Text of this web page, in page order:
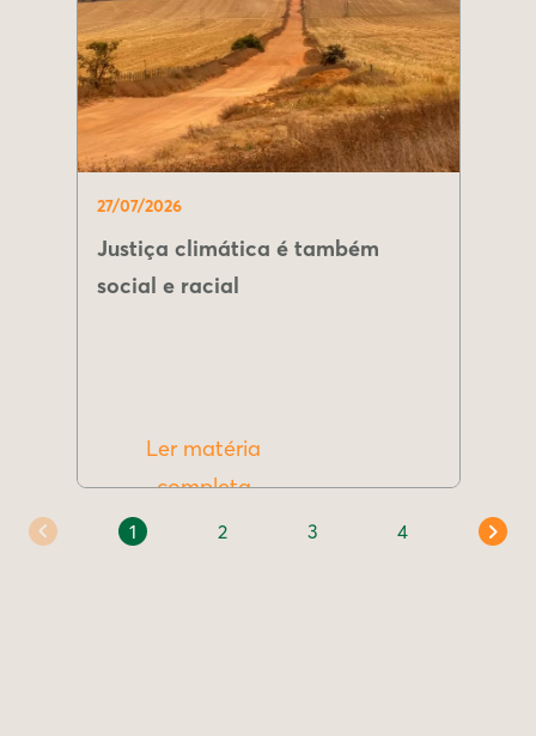
27/07/2026
Justiça climática é também
social e racial
Ler matéria
completa
1 2 3 4